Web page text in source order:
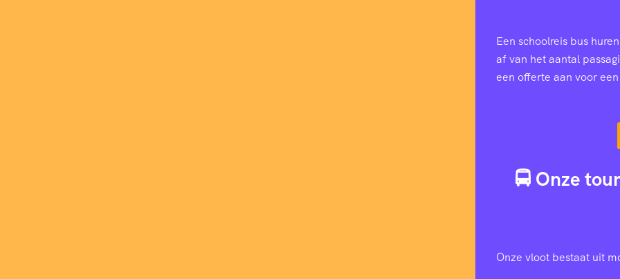
Een schoolreis bus
af van het aantal
een offerte aan voor
🚍 Onze
Onze vloot bestaat uit